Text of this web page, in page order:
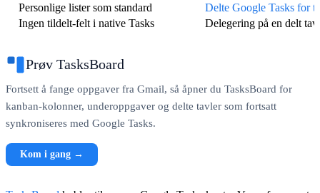
Personlige lister som standard
Delte Google Tasks for
Ingen tildelt-felt i native Tasks
Delegering på en delt
Prøv TasksBoard
Fortsett å fange oppgaver fra Gmail, så åpner du TasksBoard for
kanban-kolonner, underoppgaver og delte tavler som fortsatt
synkroniseres med Google Tasks.
Kom i gang →